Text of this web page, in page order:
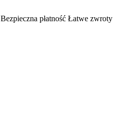
Bezpieczna płatność Łatwe zwroty